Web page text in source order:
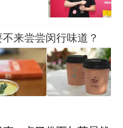
来尝尝闵行味道？